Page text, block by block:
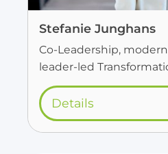
Stefanie Junghans
Co-Leadership,
leader-led
Details